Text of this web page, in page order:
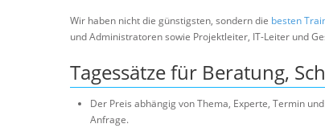
Wir haben nicht die günstigsten, sondern die besten
und Administratoren sowie Projektleiter, IT-Leiter und
Tagessätze für Beratung,
Der Preis abhängig von Thema, Experte, Termin
Anfrage.